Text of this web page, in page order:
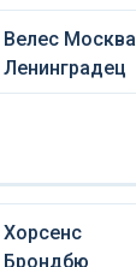
Велес Москва
Ленинградец
Хорсенс
Брондбю